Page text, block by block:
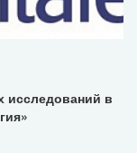
исследований в